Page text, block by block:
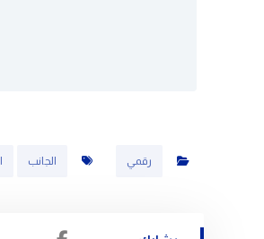
رقمي الجانب